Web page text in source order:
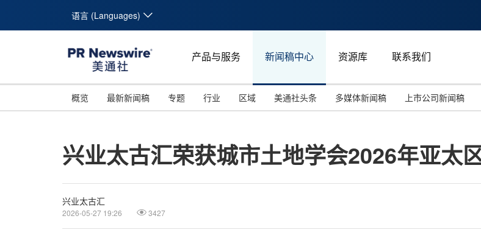
语言 (Languages)
产品与服务 新闻稿中心 资源库 联系我们
概览 最新新闻稿 专题
投资并购
行业
能源化工
区域
马来西亚
美通社头条 多媒体新闻稿 上市公司新闻稿
兴业太古汇荣获城市土地学会2026年亚太
兴业太古汇
2026-05-27 19:26 3427